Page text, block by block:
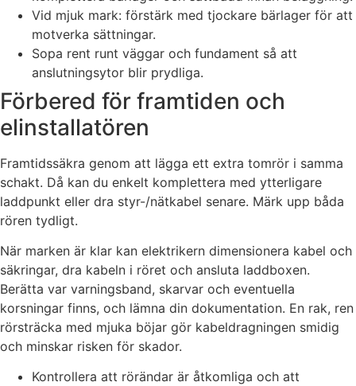
Vid mjuk mark: förstärk med tjockare bärlager för att
motverka sättningar.
Sopa rent runt väggar och fundament så att
anslutningsytor blir prydliga.
Förbered för framtiden och
elinstallatören
Framtidssäkra genom att lägga ett extra tomrör i samma
schakt. Då kan du enkelt komplettera med ytterligare
laddpunkt eller dra styr-/nätkabel senare. Märk upp båda
rören tydligt.
När marken är klar kan elektrikern dimensionera kabel och
säkringar, dra kabeln i röret och ansluta laddboxen.
Berätta var varningsband, skarvar och eventuella
korsningar finns, och lämna din dokumentation. En rak, ren
rörsträcka med mjuka böjar gör kabeldragningen smidig
och minskar risken för skador.
Kontrollera att rörändar är åtkomliga och att